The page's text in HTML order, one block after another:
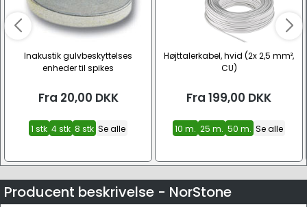
Inakustik gulvbeskyttelses
enheder til spikes
Fra 20,00 DKK
1 stk 4 stk 8 stk Se alle
Højttalerkabel, hvid (2x 2,5 mm²,
CU)
Fra 199,00 DKK
10 m. 25 m. 50 m. Se alle
Producent beskrivelse - NorStone